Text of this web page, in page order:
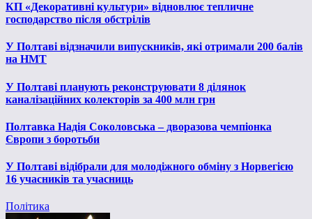
КП «Декоративні культури» відновлює тепличне
господарство після обстрілів
У Полтаві відзначили випускників, які отримали 200 балів
на НМТ
У Полтаві планують реконструювати 8 ділянок
каналізаційних колекторів за 400 млн грн
Полтавка Надія Соколовська – дворазова чемпіонка
Європи з боротьби
У Полтаві відібрали для молодіжного обміну з Норвегією
16 учасників та учасниць
Політика